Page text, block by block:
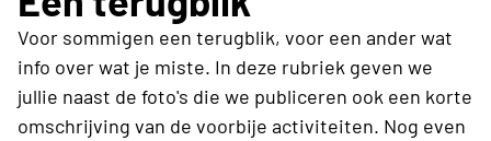
Voor sommigen een terugblik, voor een ander wat
info over wat je miste. In deze rubriek geven we
jullie naast de foto's die we publiceren ook een korte
omschrijving van de voorbije activiteiten. Nog even